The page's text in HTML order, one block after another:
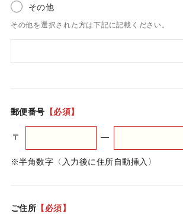
その他
その他を選択された方は下記に記載ください。
郵便番号 【必須】
〒 ―
※半角数字〈入力後に住所自動挿入〉
ご住所 【必須】